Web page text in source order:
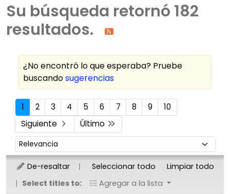
Su búsqueda retornó 182
resultados.
¿No encontró lo que esperaba? Pruebe
buscandosugerencias
Ordenar
1 2 3 4 5 6 7 8 9
10
Siguiente
Último
Ordenar por:
De-resaltar Seleccionar todo
Limpiar todo
Select titles to:
Agregar a la lista